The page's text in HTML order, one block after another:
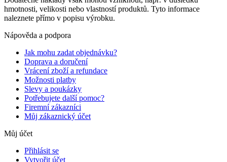
hmotnosti, velikosti nebo vlastností produktů. Tyto informace
naleznete přímo v popisu výrobku.
Nápověda a podpora
Jak mohu zadat objednávku?
Doprava a doručení
Vrácení zboží a refundace
Možnosti platby
Slevy a poukázky
Potřebujete další pomoc?
Firemní zákazníci
Můj zákaznický účet
Můj účet
Přihlásit se
Vytvořit účet